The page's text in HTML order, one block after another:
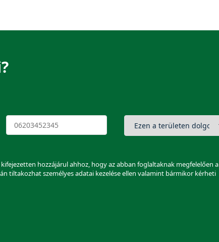
hozzájárul ahhoz, hogy az abban foglaltaknak megfelelően a
tiltakozhat személyes adatai kezelése ellen valamint bármikor kérheti